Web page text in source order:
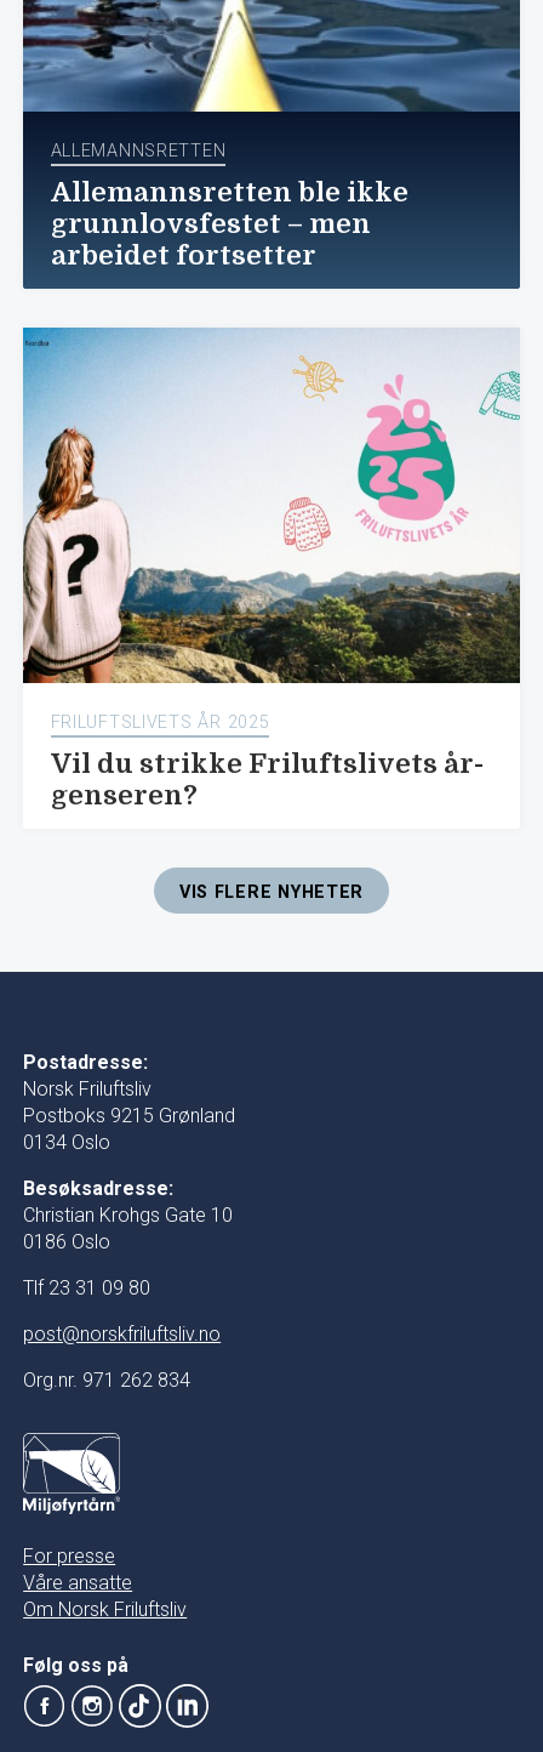
ALLEMANNSRETTEN
Allemannsretten ble ikke
grunnlovsfestet – men
arbeidet fortsetter
FRILUFTSLIVETS ÅR 2025
Vil du strikke Friluftslivets år-
genseren?
VIS FLERE NYHETER
Postadresse:
Norsk Friluftsliv
Postboks 9215 Grønland
0134 Oslo
Besøksadresse:
Christian Krohgs Gate 10
0186 Oslo
Tlf 23 31 09 80
post@norskfriluftsliv.no
Org.nr. 971 262 834
For presse
Våre ansatte
Om Norsk Friluftsliv
Følg oss på